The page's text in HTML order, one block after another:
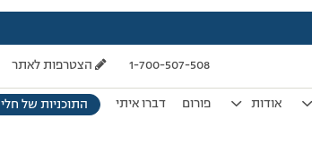
1-700-507-508 הצטרפות לאתר
אודות פורום דברו איתי התוכניות של